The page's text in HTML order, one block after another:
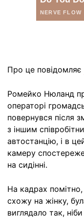
Про це повідомляє
Ромейко Нюланд
операторі
повернувся після
з іншим
автостанцію, і в
камеру
на сидінні.
На кадрах
схожу на жінку,
виглядало так,